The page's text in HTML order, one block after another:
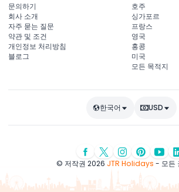
문의하기
회사 소개
자주 묻는 질문
약관 및 조건
개인정보 처리방침
블로그
호주
싱가포르
프랑스
영국
홍콩
미국
모든 목적지
한국어 USD
© 저작권 2026 JTR Holidays - 모든